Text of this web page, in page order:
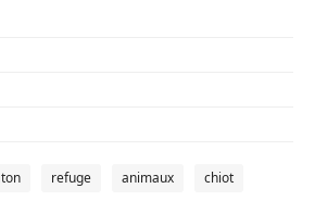
refuge animaux chiot